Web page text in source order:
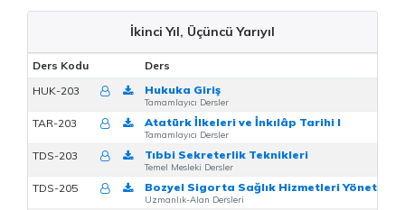
İkinci Yıl, Üçüncü Yarıyıl
Ders Kodu
Ders
HUK-203
Hukuka Giriş
Tamamlayıcı Dersler
TAR-203 Atatürk İlkeleri ve İnkılâp Tarihi I
Tamamlayıcı Dersler
TDS-203 Tıbbi Sekreterlik Teknikleri
Temel Mesleki Dersler
TDS-205 Bozyel Sigorta Sağlık Hizmetleri Yönetimi
Uzmanlık-Alan Dersleri